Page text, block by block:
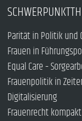
Parität in Politik und
Frauen in
Equal Care –
Frauenpolitik in
Digitalisierung
Frauenrecht kompakt